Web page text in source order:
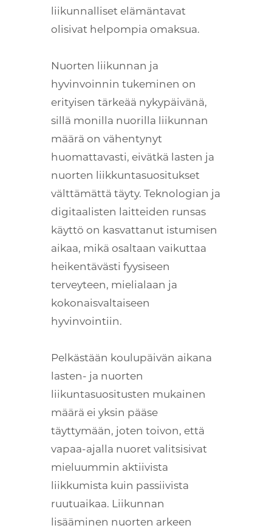
liikunnalliset elämäntavat
olisivat helpompia omaksua.
Nuorten liikunnan ja
hyvinvoinnin tukeminen on
erityisen tärkeää nykypäivänä,
sillä monilla nuorilla liikunnan
määrä on vähentynyt
huomattavasti, eivätkä lasten ja
nuorten liikkuntasuositukset
välttämättä täyty. Teknologian ja
digitaalisten laitteiden runsas
käyttö on kasvattanut istumisen
aikaa, mikä osaltaan vaikuttaa
heikentävästi fyysiseen
terveyteen, mielialaan ja
kokonaisvaltaiseen
hyvinvointiin.
Pelkästään koulupäivän aikana
lasten- ja nuorten
liikuntasuositusten mukainen
määrä ei yksin pääse
täyttymään, joten toivon, että
vapaa-ajalla nuoret valitsisivat
mieluummin aktiivista
liikkumista kuin passiivista
ruutuaikaa. Liikunnan
lisääminen nuorten arkeen